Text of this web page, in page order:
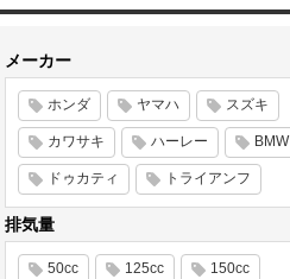
メーカー
ホンダ ヤマハ スズキ
カワサキ ハーレー BMW
ドゥカティ トライアンフ
排気量
50cc 125cc 150cc